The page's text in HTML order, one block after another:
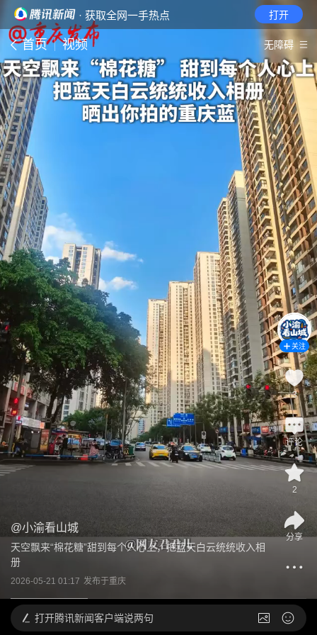
· 获取全网一手热点 打开
首页 视频 无障碍
@小渝看山城
天空飘来“棉花糖”甜到每个人心上，把蓝天白云统统收入相
册
2026-05-21 01:17 发布于重庆
关注
3
评论
2
分享
打开腾讯新闻客户端说两句